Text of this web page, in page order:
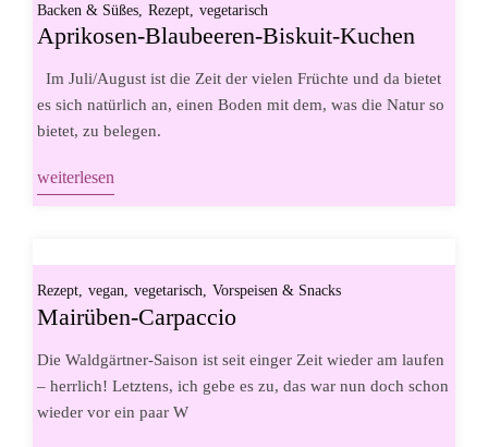
Backen & Süßes Rezept vegetarisch
Aprikosen-Blaubeeren-Biskuit-Kuchen
Im Juli/August ist die Zeit der vielen Früchte und da bietet
es sich natürlich an, einen Boden mit dem, was die Natur so
bietet, zu belegen.
weiterlesen
Rezept vegan vegetarisch Vorspeisen & Snacks
Mairüben-Carpaccio
Die Waldgärtner-Saison ist seit einger Zeit wieder am laufen
– herrlich! Letztens, ich gebe es zu, das war nun doch schon
wieder vor ein paar W